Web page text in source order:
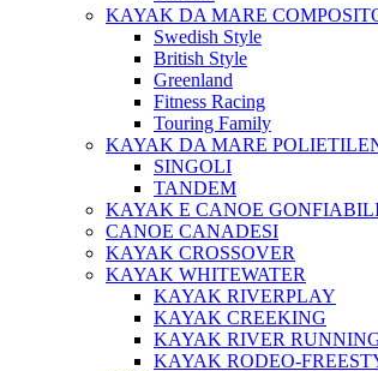
KAYAK DA MARE
Swedish Style
British Style
Greenland
Fitness Racing
Touring Family
KAYAK DA MARE
SINGOLI
TANDEM
KAYAK E CANOE
CANOE CANADESI
KAYAK CROSSOVER
KAYAK WHITEWATER
KAYAK RIVERPLAY
KAYAK CREEKING
KAYAK RIVER
KAYAK RODEO-